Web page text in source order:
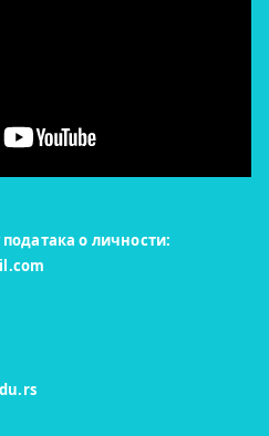
о личности: